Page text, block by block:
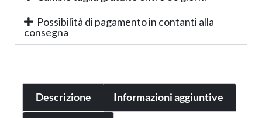
Possibilità di pagamento in contanti alla
consegna
Descrizione Informazioni aggiuntive